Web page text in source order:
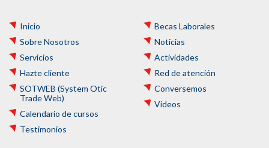
Inicio
Sobre Nosotros
Servicios
Hazte cliente
SOTWEB (System Otic
Trade Web)
Calendario de cursos
Testimonios
Becas Laborales
Noticias
Actividades
Red de atención
Conversemos
Videos